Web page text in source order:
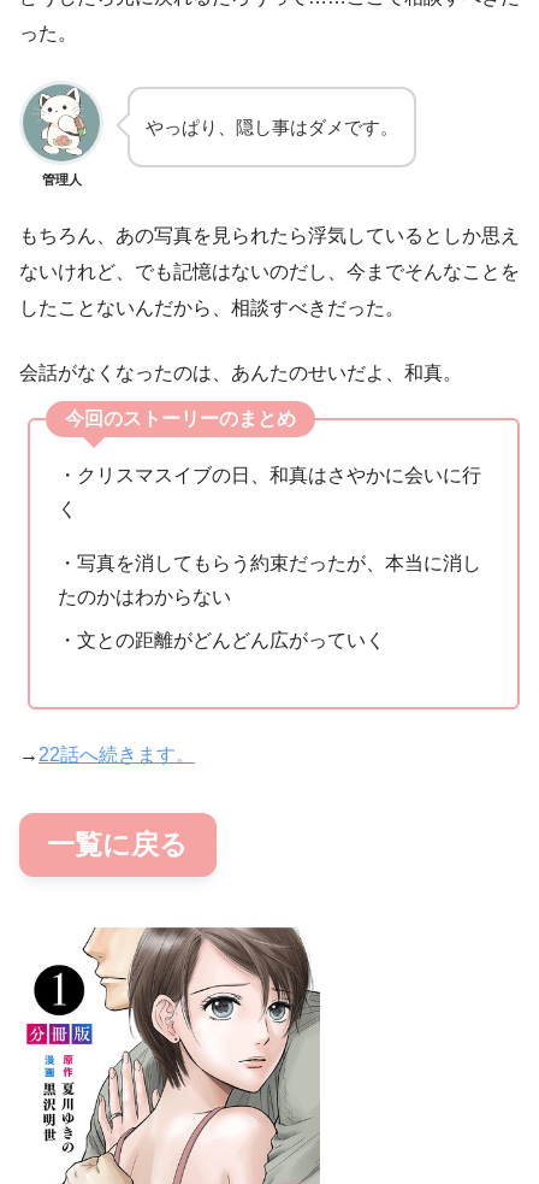
った。
管理人
やっぱり、隠し事はダメです。
もちろん、あの写真を見られたら浮気しているとしか思え
ないけれど、でも記憶はないのだし、今までそんなことを
したことないんだから、相談すべきだった。
会話がなくなったのは、あんたのせいだよ、和真。
今回のストーリーのまとめ
・クリスマスイブの日、和真はさやかに会いに行
く
・写真を消してもらう約束だったが、本当に消し
たのかはわからない
・文との距離がどんどん広がっていく
→ 22話へ続きます。
一覧に戻る